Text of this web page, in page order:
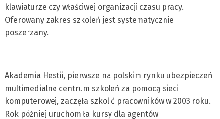
klawiaturze czy właściwej organizacji czasu pracy.
Oferowany zakres szkoleń jest systematycznie
poszerzany.
Akademia Hestii, pierwsze na polskim rynku ubezpieczeń
multimedialne centrum szkoleń za pomocą sieci
komputerowej, zaczęła szkolić pracowników w 2003 roku.
Rok później uruchomiła kursy dla agentów